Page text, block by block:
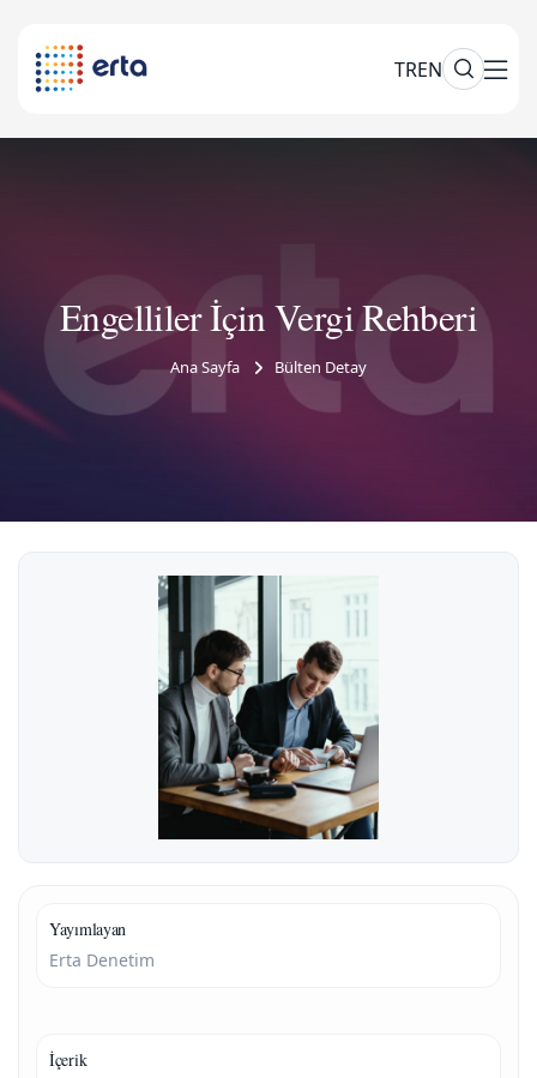
TREN
Engelliler İçin Vergi Rehberi
Ana Sayfa Bülten Detay
Yayımlayan
Erta Denetim
İçerik